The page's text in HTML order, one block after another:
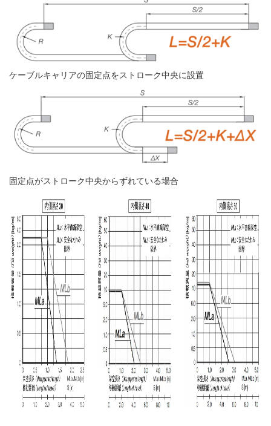
ケーブルキャリアの固定点をストローク中央に設置
固定点がストローク中央からずれている場合